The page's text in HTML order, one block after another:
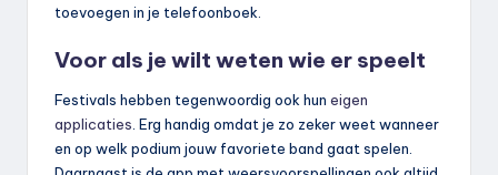
toevoegen in je telefoonboek.
Voor als je wilt weten wie er speelt
Festivals hebben tegenwoordig ook hun eigen
applicaties . Erg handig omdat je zo zeker weet wanneer
en op welk podium jouw favoriete band gaat spelen.